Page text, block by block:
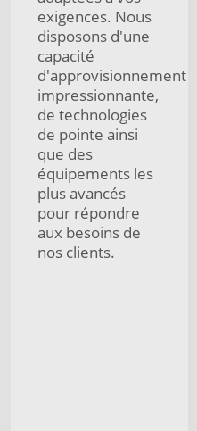
exigences. Nous
disposons d'une
capacité
d'approvisionnement
impressionnante,
de technologies
de pointe ainsi
que des
équipements les
plus avancés
pour répondre
aux besoins de
nos clients.